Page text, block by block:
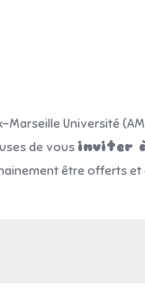
Marseille Université
de vous inviter
être offerts et